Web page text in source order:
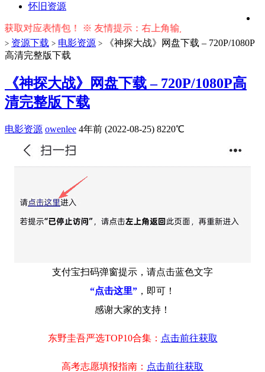
怀旧资源
应表情包！ ※ 友情提示：右上角输入搜索词按回车键即可搜
> 资源下载 > 电影资源 >
《神探大战》网盘下载 – 720P/1080P
高清完整版下载
《神探大战》网盘下载 – 720P/1080P高
清完整版下载
电影资源 owenlee 4年前 (2022-08-25) 8220℃
支付宝扫码弹窗提示，请点击蓝色文字
“点击这里” ，即可！
感谢大家的支持！
东野圭吾严选TOP10合集： 点击前往获取
高考志愿填报指南： 点击前往获取